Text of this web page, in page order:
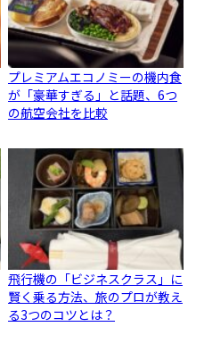
プレミアムエコノミーの機内食
が「豪華すぎる」と話題、6つ
の航空会社を比較
飛行機の「ビジネスクラス」に
賢く乗る方法、旅のプロが教え
る3つのコツとは？